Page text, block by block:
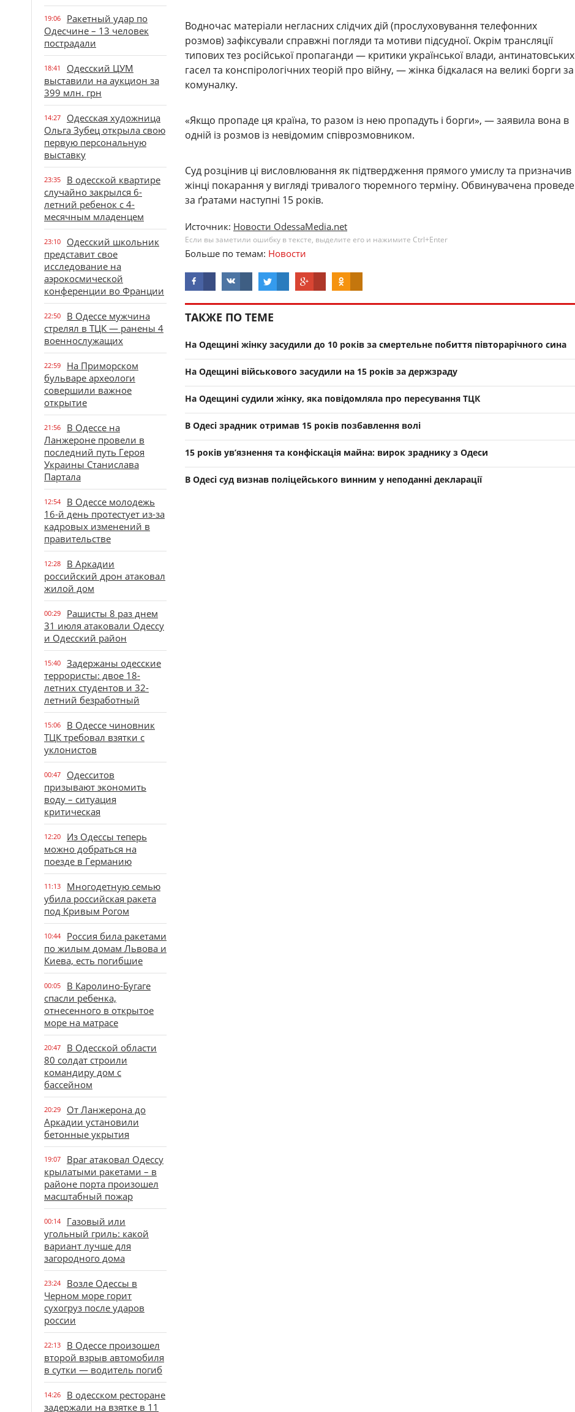
19:06
Ракетный удар по
Одесчине – 13 человек
пострадали
18:41
Одесский ЦУМ
выставили на аукцион за
399 млн. грн
14:27
Одесская художница
Ольга Зубец открыла свою
первую персональную
выставку
23:35
В одесской квартире
случайно закрылся 6-
летний ребенок с 4-
месячным младенцем
23:10
Одесский школьник
представит свое
исследование на
аэрокосмической
конференции во Франции
22:50
В Одессе мужчина
стрелял в ТЦК — ранены 4
военнослужащих
22:59
На Приморском
бульваре археологи
совершили важное
открытие
21:56
В Одессе на
Ланжероне провели в
последний путь Героя
Украины Станислава
Партала
12:54
В Одессе молодежь
16-й день протестует из-за
кадровых изменений в
правительстве
12:28
В Аркадии
российский дрон атаковал
жилой дом
00:29
Рашисты 8 раз днем
31 июля атаковали Одессу
и Одесский район
15:40
Задержаны одесские
террористы: двое 18-
летних студентов и 32-
летний безработный
15:06
В Одессе чиновник
ТЦК требовал взятки с
уклонистов
00:47
Одесситов
призывают экономить
воду – ситуация
критическая
12:20
Из Одессы теперь
можно добраться на
поезде в Германию
11:13
Многодетную семью
убила российская ракета
под Кривым Рогом
10:44
Россия била ракетами
по жилым домам Львова и
Киева, есть погибшие
00:05
В Каролино-Бугаге
спасли ребенка,
отнесенного в открытое
море на матрасе
20:47
В Одесской области
80 солдат строили
командиру дом с
бассейном
20:29
От Ланжерона до
Аркадии установили
бетонные укрытия
19:07
Враг атаковал Одессу
крылатыми ракетами – в
районе порта произошел
масштабный пожар
00:14
Газовый или
угольный гриль: какой
вариант лучше для
загородного дома
23:24
Возле Одессы в
Черном море горит
сухогруз после ударов
россии
22:13
В Одессе произошел
второй взрыв автомобиля
в сутки — водитель погиб
14:26
В одесском ресторане
задержали на взятке в 11
Водночас матеріали негласних слідчих дій (прослуховування телефонних
розмов) зафіксували справжні погляди та мотиви підсудної. Окрім трансляції
типових тез російської пропаганди — критики української влади, антинатовських
гасел та конспірологічних теорій про війну, — жінка бідкалася на великі борги за
комуналку.
«Якщо пропаде ця країна, то разом із нею пропадуть і борги», — заявила вона в
одній із розмов із невідомим співрозмовником.
Суд розцінив ці висловлювання як підтвердження прямого умислу та призначив
жінці покарання у вигляді тривалого тюремного терміну. Обвинувачена проведе
за ґратами наступні 15 років.
Источник: Новости OdessaMedia.net
Если вы заметили ошибку в тексте, выделите его и нажимите Ctrl+Enter
Больше по темам: Новости
ТАКЖЕ ПО ТЕМЕ
На Одещині жінку засудили до 10 років за смертельне побиття півторарічного сина
На Одещині військового засудили на 15 років за держзраду
На Одещині судили жінку, яка повідомляла про пересування ТЦК
В Одесі зрадник отримав 15 років позбавлення волі
15 років ув’язнення та конфіскація майна: вирок зраднику з Одеси
В Одесі суд визнав поліцейського винним у неподанні декларації